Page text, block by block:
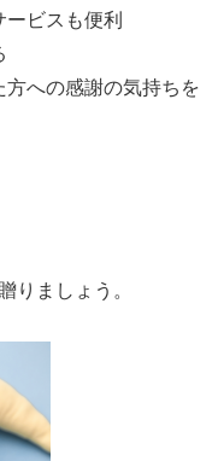
ビスも便利
への感謝の気持ちを
りましょう。